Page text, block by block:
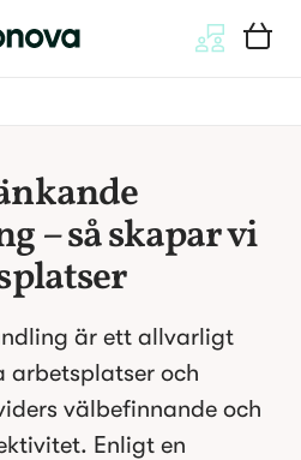
– så skapar vi
är ett allvarligt
arbetsplatser och
välbefinnande och
Enligt en